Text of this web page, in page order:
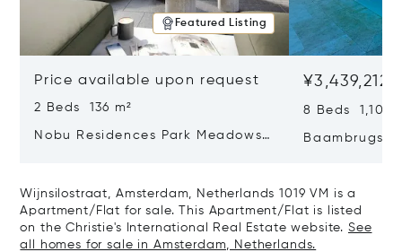
Featured Listing
Price available upon request
2 Beds 136 m²
Nobu Residences Park Meadows
8 Beds 1,100
Baambrugse
Wijnsilostraat, Amsterdam, Netherlands 1019 VM is a
Apartment/Flat for sale. This Apartment/Flat is listed
on the Christie's International Real Estate website. See
all homes for sale in Amsterdam, Netherlands.